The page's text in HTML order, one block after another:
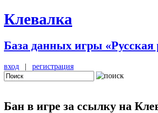
Клевалка
База данных игры «Русская
вход | регистрация
Бан в игре за ссылку на